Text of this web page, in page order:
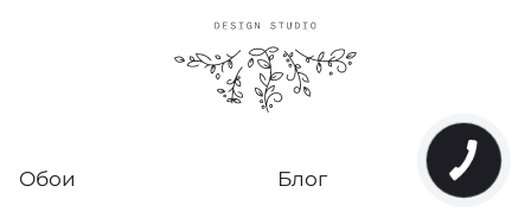
The Pearwood Collection
Обои
Блог